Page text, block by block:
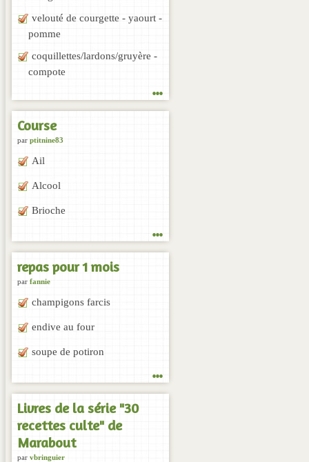
velouté de courgette - yaourt -
pomme
coquillettes/lardons/gruyère -
compote
...
Course
par ptitnine83
Ail
Alcool
Brioche
...
repas pour 1 mois
par fannie
champigons farcis
endive au four
soupe de potiron
...
Livres de la série "30
recettes culte" de
Marabout
par vbringuier